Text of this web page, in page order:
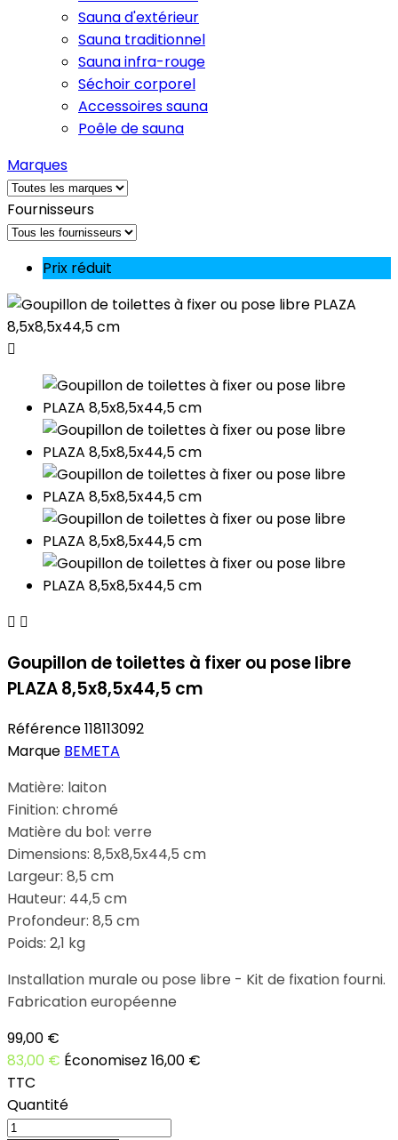
Sauna d'extérieur
Sauna traditionnel
Sauna infra-rouge
Séchoir corporel
Accessoires sauna
Poêle de sauna
Marques
Fournisseurs
Prix réduit

 
Goupillon de toilettes à fixer ou pose libre
PLAZA 8,5x8,5x44,5 cm
Référence118113092
Marque BEMETA
Matière: laiton
Finition: chromé
Matière du bol: verre
Dimensions: 8,5x8,5x44,5 cm
Largeur: 8,5 cm
Hauteur: 44,5 cm
Profondeur: 8,5 cm
Poids: 2,1 kg
Installation murale ou pose libre - Kit de fixation fourni.
Fabrication européenne
99,00 €
83,00 € Économisez 16,00 €
TTC
Quantité